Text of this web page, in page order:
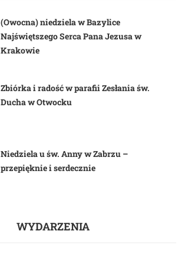
(Owocna) niedziela w Bazylice
Najświętszego Serca Pana Jezusa w
Krakowie
Zbiórka i radość w parafii Zesłania św.
Ducha w Otwocku
Niedziela u św. Anny w Zabrzu –
przepięknie i serdecznie
WYDARZENIA